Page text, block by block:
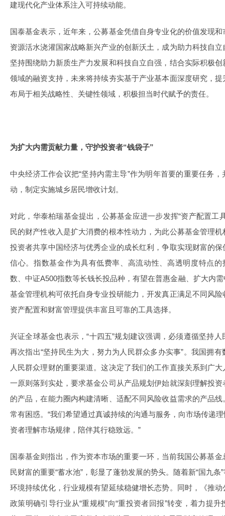
建现代化产业体系注入可持续动能。
国泰基金表示，近年来，公募基金凭借自身专业化的价值发现
资源活水浇灌国家战略新兴产业的创新沃土，成为助力科技自
坚持围绕助力新质生产力发展和科技自立自强，结合实际积极
领域的融资支持，未来将持续夯实基于产业基本面深度研究，
布局于相关战略性、关键性领域，积极担当时代赋予的责任。
为扩大内需贡献力量，守护投资者“钱袋子”
中央经济工作会议把“坚持内需主导”作为明年首要的重要任务
动，制定实施城乡居民增收计划。
对此，华泰柏瑞基金提出，公募基金应进一步发挥“资产配置工
民的财产性收入是扩大消费的根本性动力，为此公募基金管理
投资者共享中国经济与优秀企业的成长红利，争取实现财富的
信心。指数基金作为具有低费率、高流动性、高透明度特点
数、中证A500指数等长钱长投品种，有望在普惠金融、扩大内
基金管理机构可依托自身专业投研能力，开发真正满足不同风
资产配置和财富管理提供丰富且可靠的工具选择。
兴证全球基金也表示，“十四五”规划建议强调，必须遵循坚持
再次指出“坚持民生为大，努力为人民群众多办实事”。我国拥
人民群众理财的重要渠道。这决定了我们的工作直接关系到广
一原则落到实处，要求基金公司从产品规划伊始就深刻理解投
的产品，在能力圈内构建清晰、适配不同风险收益需求的产品
常有困惑。“我们希望通过真诚持续的沟通与服务，向市场传递
资者理解市场规律，陪伴其行稳致远。”
国泰基金则指出，作为资本市场的重要一环，当前我国公募基
民财富的重要“蓄水池”，彰显了蓬勃发展的势头。随着新“国九
环境持续优化，行业规模有望延续稳健增长态势。同时，《推
政策明确引导行业从“重规模”向“重投资者回报”转变，着力提